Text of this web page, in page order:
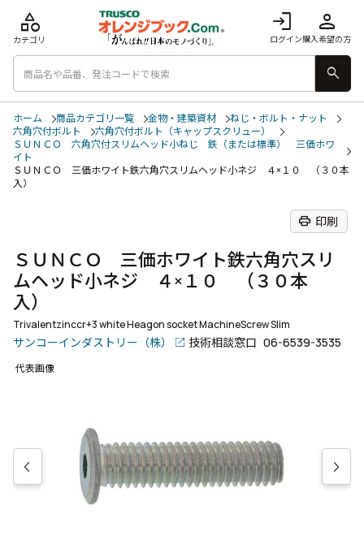
login
ログイン
person
購入希望の方
category
カテゴリ
search
ホーム 商品カテゴリ一覧 金物・建築資材
ねじ・ボルト・ナット
六角穴付ボルト
六角穴付ボルト（キャップスクリュー）
ＳＵＮＣＯ 六角穴付スリムヘッド小ねじ 鉄（または標準） 三価ホワ
イト
ＳＵＮＣＯ 三価ホワイト鉄六角穴スリムヘッド小ネジ ４×１０ （３０本
入）
print 印刷
ＳＵＮＣＯ 三価ホワイト鉄六角穴スリ
ムヘッド小ネジ ４×１０ （３０本
入）
Trivalentzinccr+3 white Heagon socket MachineScrew Slim
サンコーインダストリー（株） 技術相談窓口 06-6539-3535
代表画像